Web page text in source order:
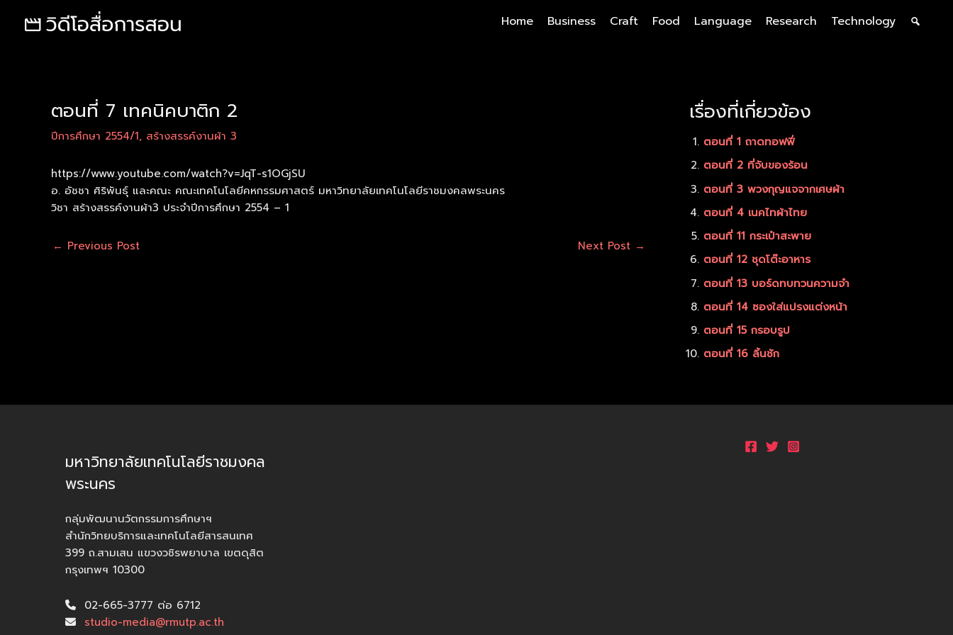
Home Business Craft Food Language Research Technology
ตอนที่ 7 เทคนิคบาติก 2
ปีการศึกษา 2554/1, สร้างสรรค์งานผ้า 3
https://www.youtube.com/watch?v=JqT-s1OGjSU
อ. อัชชา ศิริพันธุ์ และคณะ คณะเทคโนโลยีคหกรรมศาสตร์ มหาวิทยาลัยเทคโนโลยีราชมงคลพระนคร
วิชา สร้างสรรค์งานผ้า3 ประจำปีการศึกษา 2554 – 1
navigation
← Previous Post Next Post →
เรื่องที่เกี่ยวข้อง
ตอนที่ 1 ถาดทอฟฟี่
ตอนที่ 2 ที่จับของร้อน
ตอนที่ 3 พวงกุญแจจากเศษผ้า
ตอนที่ 4 เนคไทผ้าไทย
ตอนที่ 11 กระเป๋าสะพาย
ตอนที่ 12 ชุดโต๊ะอาหาร
ตอนที่ 13 บอร์ดทบทวนความจำ
ตอนที่ 14 ซองใส่แปรงแต่งหน้า
ตอนที่ 15 กรอบรูป
ตอนที่ 16 ลิ้นชัก
มหาวิทยาลัยเทคโนโลยีราชมงคล
พระนคร
กลุ่มพัฒนานวัตกรรมการศึกษาฯ
สำนักวิทยบริการและเทคโนโลยีสารสนเทศ
399 ถ.สามเสน แขวงวชิรพยาบาล เขตดุสิต
กรุงเทพฯ 10300
02-665-3777 ต่อ 6712
studio-media@rmutp.ac.th